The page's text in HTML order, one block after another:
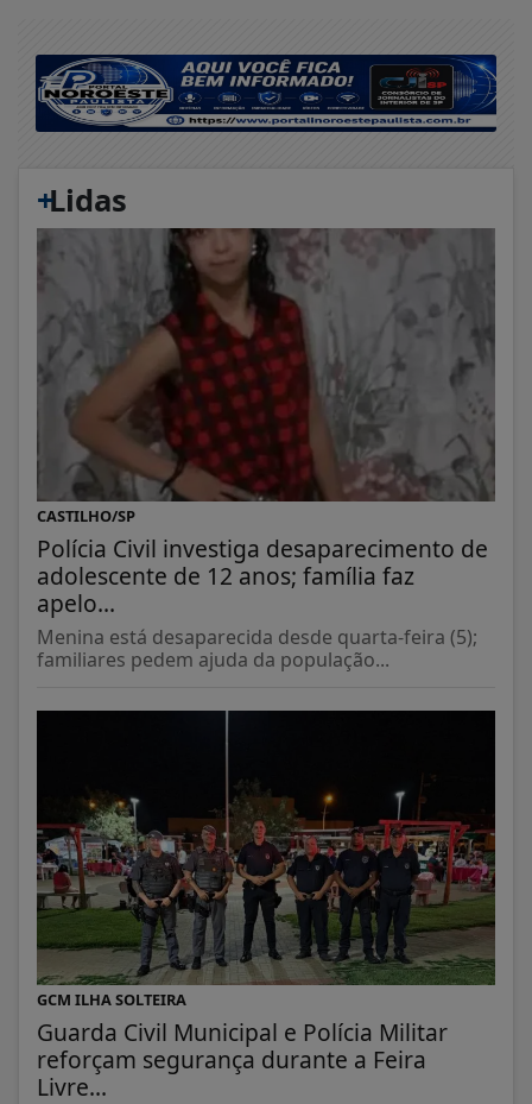
+
Lidas
CASTILHO/SP
Polícia Civil investiga desaparecimento de
adolescente de 12 anos; família faz
apelo...
Menina está desaparecida desde quarta-feira (5);
familiares pedem ajuda da população...
GCM ILHA SOLTEIRA
Guarda Civil Municipal e Polícia Militar
reforçam segurança durante a Feira
Livre...